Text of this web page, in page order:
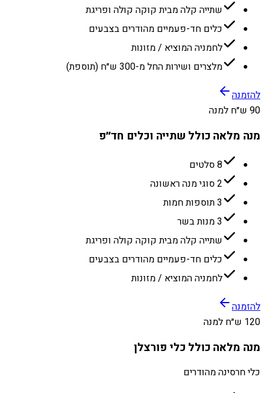
שתייה קלה מבית קוקה קולה ופריגת
כלים חד-פעמיים מהודרים בצבעים
לחמניה המוציא / מזונות
מלצרים ושירות החל מ-300 ש״ח (תוספת)
להזמנה
90 ש״ח למנה
מנה מלאה כולל שתייה וכלים חד״פ
8 סלטים
2 סוגי מנה ראשונה
3 תוספות חמות
3 מנות בשר
שתייה קלה מבית קוקה קולה ופריגת
כלים חד-פעמיים מהודרים בצבעים
לחמניה המוציא / מזונות
להזמנה
120 ש״ח למנה
מנה מלאה כולל כלי פורצלן
כלי חרסינה מהודרים